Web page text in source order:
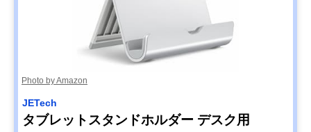
Photo by Amazon
JETech
タブレットスタンドホルダー デスク用